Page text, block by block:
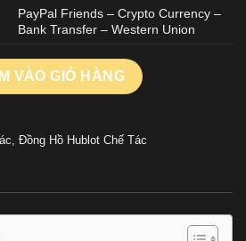
PayPal Friends – Crypto Currency –
Bank Transfer – Western Union
FUSION ESENTIAL TAUPE CHẾ
VÀO GIỎ HÀNG
, Đồng Hồ Hublot Chế Tác